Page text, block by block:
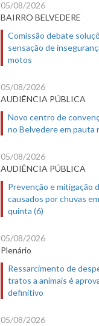
05/08/2026
BAIRRO BELVEDERE
Comissão debate
sensação de
motos
05/08/2026
AUDIÊNCIA PÚBLICA
Novo centro de
no Belvedere em pauta
05/08/2026
AUDIÊNCIA PÚBLICA
Prevenção e mitigação
causados por chuvas
quinta (6)
05/08/2026
Plenário
Ressarcimento de
tratos a animais é
definitivo
05/08/2026